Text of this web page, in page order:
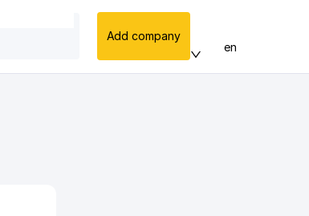
Add company
en